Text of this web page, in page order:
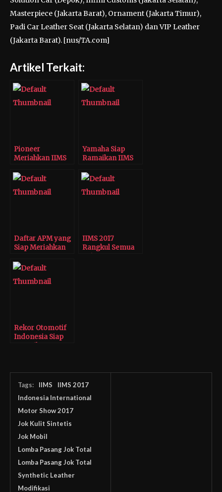
Masterpiece (Jakarta Barat), Ornament (Jakarta Timur),
Padi Car Leather Seat (Jakarta Selatan) dan VIP Leather
(Jakarta Barat). [nus/TA.com]
Artikel Terkait:
Pioneer
Meriahkan IIMS
Yamaha Siap
Ramaikan IIMS
Daftar APM yang
Siap Meriahkan
Indonesia 2017
IIMS 2017
Rangkul Semua
Rekor Otomotif
Indonesia Siap
Tags: IIMS
IIMS 2017
Indonesia International
Motor Show 2017
Jok Kulit Sintetis
Jok Mobil
Lomba Pasang Jok Total
Lomba Pasang Jok Total
Synthetic Leather
Modifikasi